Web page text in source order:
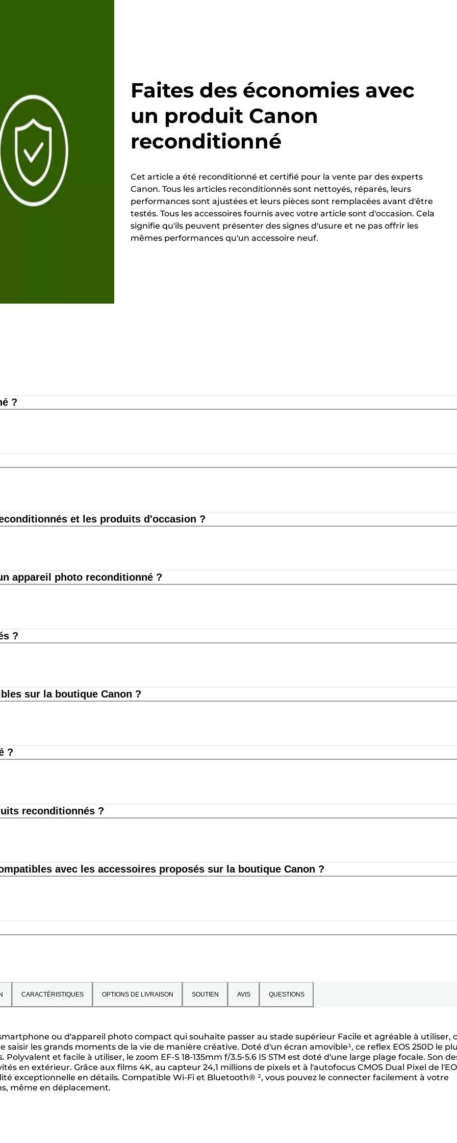
Faites des économies avec
un produit Canon
reconditionné
Cet article a été reconditionné et certifié pour la vente par des experts
Canon. Tous les articles reconditionnés sont nettoyés, réparés, leurs
performances sont ajustées et leurs pièces sont remplacées avant d'être
testés. Tous les accessoires fournis avec votre article sont d'occasion. Cela
signifie qu'ils peuvent présenter des signes d'usure et ne pas offrir les
mêmes performances qu'un accessoire neuf.
?
et les produits d'occasion ?
appareil photo reconditionné ?
?
sur la boutique Canon ?
?
reconditionnés ?
avec les accessoires proposés sur la boutique Canon ?
CARACTÉRISTIQUES OPTIONS DE LIVRAISON SOUTIEN AVIS QUESTIONS
ou d'appareil photo compact qui souhaite passer au stade supérieur Facile et agréable à utiliser,
les grands moments de la vie de manière créative. Doté d'un écran amovible¹, ce reflex EOS 250D le
et facile à utiliser, le zoom EF-S 18-135mm f/3.5-5.6 IS STM est doté d'une large plage focale. Son
en extérieur. Grâce aux films 4K, au capteur 24,1 millions de pixels et à l'autofocus CMOS Dual Pixel de
exceptionnelle en détails. Compatible Wi-Fi et Bluetooth® ², vous pouvez le connecter facilement à votre
même en déplacement.